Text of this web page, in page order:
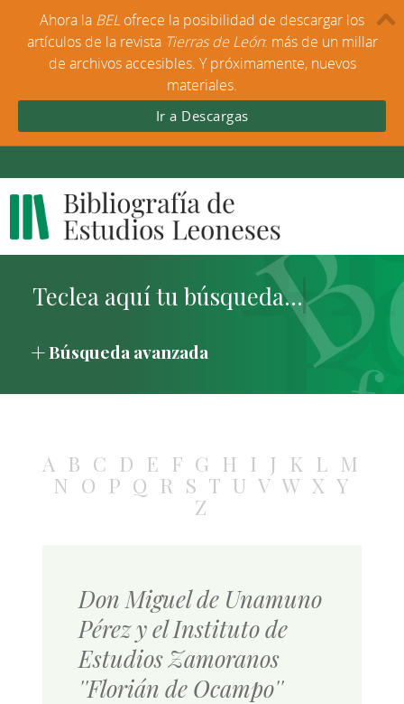
Búsqueda avanzada
A B C D E F G H I J K L M
N O P Q R S T U V W X Y
Z
Don Miguel de Unamuno
Pérez y el Instituto de
Estudios Zamoranos
''Florián de Ocampo''
Ahora la BEL ofrece la posibilidad de descargar los
artículos de la revista Tierras de León: más de un millar
de archivos accesibles. Y próximamente, nuevos
materiales.
Ir a Descargas